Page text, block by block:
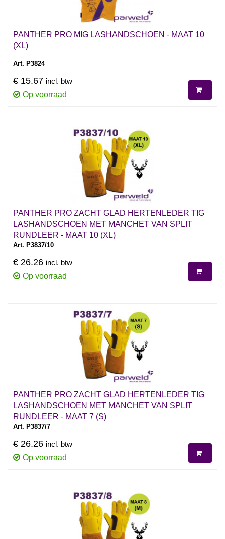
PANTHER PRO MIG LASHANDSCHOEN - MAAT 10
(XL)
Art. P3824
€ 15.67 incl. btw
Op voorraad
PANTHER PRO ZACHT GLAD HERTENLEDER TIG
LASHANDSCHOEN MET MANCHET VAN SPLIT
RUNDLEER - MAAT 10 (XL)
Art. P3837/10
€ 26.26 incl. btw
Op voorraad
PANTHER PRO ZACHT GLAD HERTENLEDER TIG
LASHANDSCHOEN MET MANCHET VAN SPLIT
RUNDLEER - MAAT 7 (S)
Art. P3837/7
€ 26.26 incl. btw
Op voorraad